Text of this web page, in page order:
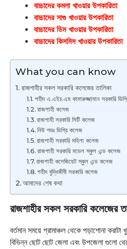
বাচ্চাদের কমলা খাওয়ার উপকারিতা
বাচ্চাদের সাগু খাওয়ার উপকারিতা
বাচ্চাদের ডিম খাওয়ার উপকারিতা
বাচ্চাদের কিসমিস খাওয়ার উপকারিতা
What you can know
রাজশাহীর সকল সরকারি কলেজের তালিকা
শহীদ এ.এইচ.এম কামারুজ্জামান সরকারি
রাজশাহী কলেজ
রাজশাহী সরকারি সিটি কলেজ
নিউ গভঃ ডিগ্রি কলেজ
রাজশাহী সরকারি মহিলা কলেজ
রাজশাহী সরকারি মডেল স্কুল এন্ড কলেজ
রাজশাহী কলেজিয়েট স্কুল এন্ড কলেজ
শহীদ বুদ্ধিজীবী সরকারি কলেজ
আমাদের শেষ কথা
রাজশাহীর সকল সরকারি কলেজের
বর্তমান সময়ে গ্রামাঞ্চল থেকে পড়াশোনা
বিভিন্ন ছোট ছোট জেলা এবং উপজেলা গুলো